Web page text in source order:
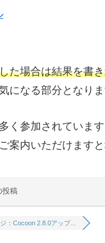
た場合は結果を書
になる部分となりま
く参加されていま
案内いただけますと
投稿
：Cocoon 2.8.0アップ...